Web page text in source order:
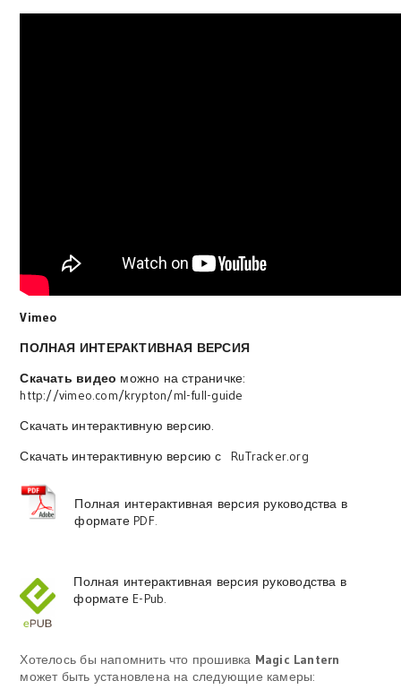
Vimeo
ПОЛНАЯ ИНТЕРАКТИВНАЯ ВЕРСИЯ
Скачать видео можно на страничке:
http://vimeo.com/krypton/ml-full-guide
Скачать интерактивную версию.
Скачать интерактивную версию с RuTracker.org
Полная интерактивная версия руководства в
формате PDF.
Полная интерактивная версия руководства в
формате E-Pub.
Хотелось бы напомнить что прошивка Magic Lantern
может быть установлена на следующие камеры: